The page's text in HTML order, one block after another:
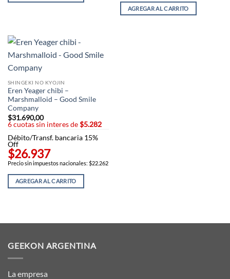
AGREGAR AL CARRITO
SHINGEKI NO KYOJIN
Eren Yeager chibi –
Marshmalloid – Good Smile
Company
$31.690,00
6 cuotas sin interes de$5.282
Débito/Transf. bancaria 15%
Off
$26.937
Precio sin impuestos nacionales: $22.262
AGREGAR AL CARRITO
GEEKON ARGENTINA
La empresa